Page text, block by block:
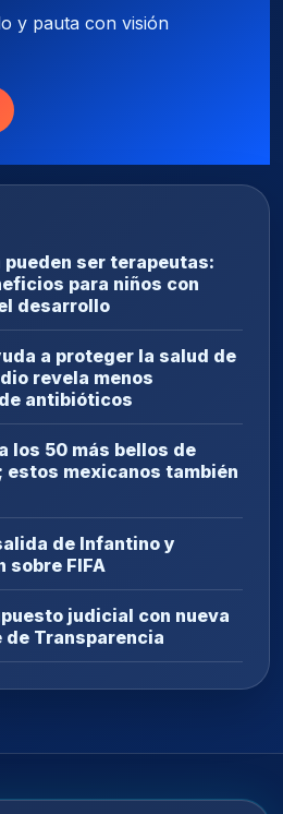
y pauta con visión
ser terapeutas:
para niños con
desarrollo
a proteger la salud de
revela menos
antibióticos
los 50 más bellos de
estos mexicanos también
de Infantino y
sobre FIFA
judicial con nueva
Transparencia